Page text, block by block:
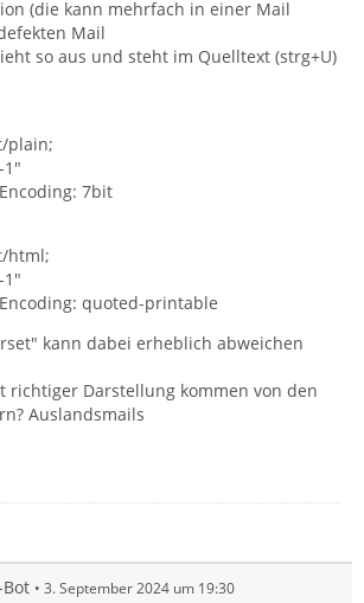
(die kann mehrfach in einer Mail
Mail
so aus und steht im Quelltext (strg+U)
plain;
1"
7bit
html;
1"
quoted-printable
kann dabei erheblich abweichen
richtiger Darstellung kommen von den
Auslandsmails
3. September 2024 um 19:30